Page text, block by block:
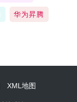
华为昇腾
XML地图